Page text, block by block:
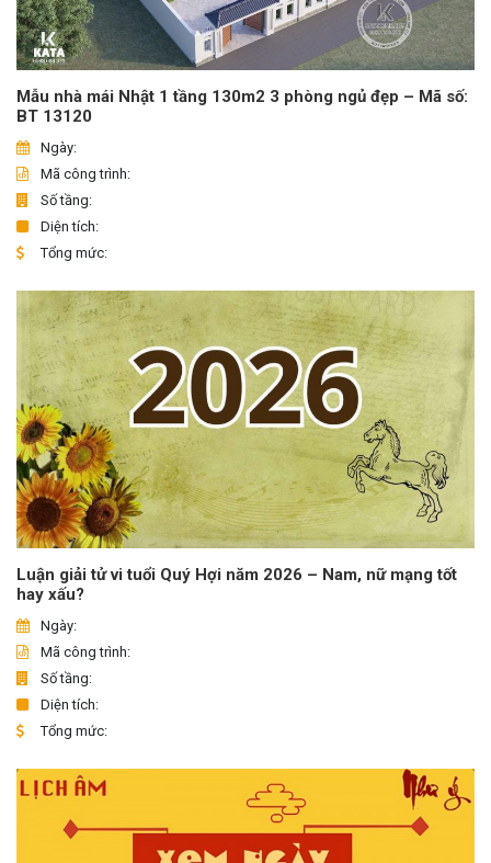
Mẫu nhà mái Nhật 1 tầng 130m2 3 phòng ngủ đẹp – Mã số:
BT 13120
Ngày:
Mã công trình:
Số tầng:
Diện tích:
Tổng mức:
Luận giải tử vi tuổi Quý Hợi năm 2026 – Nam, nữ mạng tốt
hay xấu?
Ngày:
Mã công trình:
Số tầng:
Diện tích:
Tổng mức: